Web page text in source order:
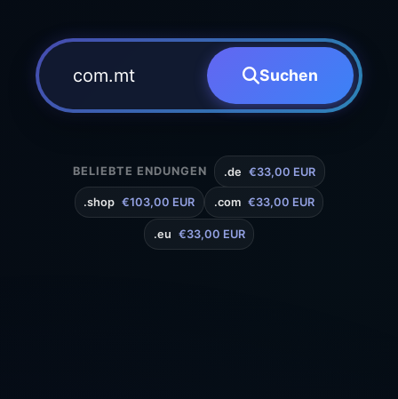
Suchen
BELIEBTE ENDUNGEN .de €33,00 EUR
.shop €103,00 EUR .com €33,00 EUR
.eu €33,00 EUR